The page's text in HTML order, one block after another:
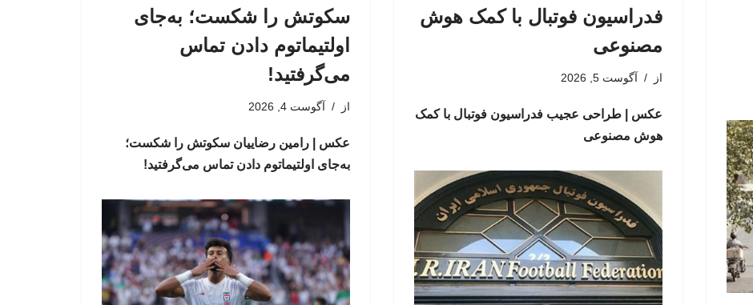
فدراسیون فوتبال با کمک هوش
مصنوعی
از آگوست 5, 2026
عکس | طراحی عجیب فدراسیون فوتبال با کمک
هوش مصنوعی
سکوتش را شکست؛ به‌جای
اولتیماتوم دادن تماس
می‌گرفتید!
از آگوست 4, 2026
عکس | رامین رضاییان سکوتش را شکست؛
به‌جای اولتیماتوم دادن تماس می‌گرفتید!